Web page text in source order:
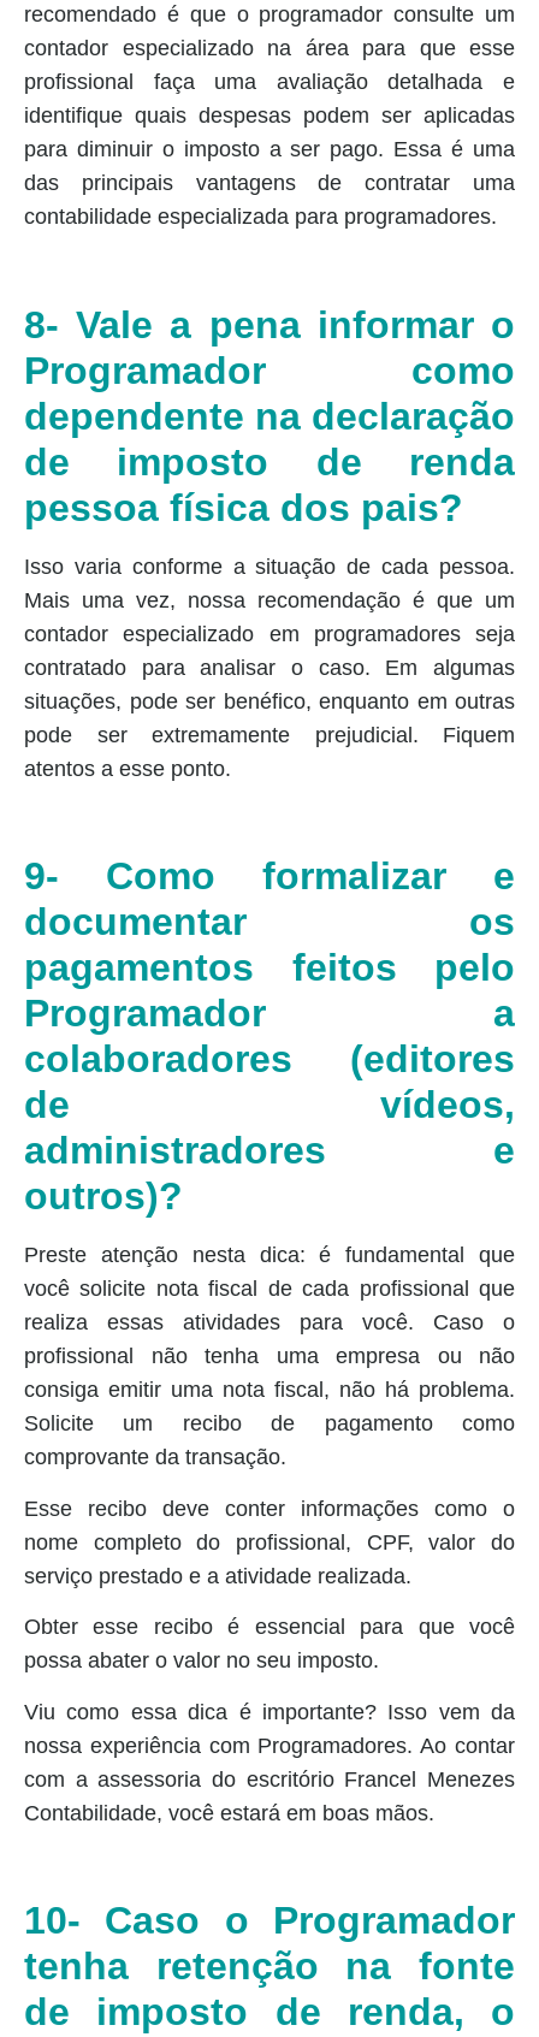
recomendado é que o programador consulte um
contador especializado na área para que esse
profissional faça uma avaliação detalhada e
identifique quais despesas podem ser aplicadas
para diminuir o imposto a ser pago. Essa é uma
das principais vantagens de contratar uma
contabilidade especializada para programadores.
8- Vale a pena informar o
Programador como
dependente na declaração
de imposto de renda
pessoa física dos pais?
Isso varia conforme a situação de cada pessoa.
Mais uma vez, nossa recomendação é que um
contador especializado em programadores seja
contratado para analisar o caso. Em algumas
situações, pode ser benéfico, enquanto em outras
pode ser extremamente prejudicial. Fiquem
atentos a esse ponto.
9- Como formalizar e
documentar os
pagamentos feitos pelo
Programador a
colaboradores (editores
de vídeos,
administradores e
outros)?
Preste atenção nesta dica: é fundamental que
você solicite nota fiscal de cada profissional que
realiza essas atividades para você. Caso o
profissional não tenha uma empresa ou não
consiga emitir uma nota fiscal, não há problema.
Solicite um recibo de pagamento como
comprovante da transação.
Esse recibo deve conter informações como o
nome completo do profissional, CPF, valor do
serviço prestado e a atividade realizada.
Obter esse recibo é essencial para que você
possa abater o valor no seu imposto.
Viu como essa dica é importante? Isso vem da
nossa experiência com Programadores. Ao contar
com a assessoria do escritório Francel Menezes
Contabilidade, você estará em boas mãos.
10- Caso o Programador
tenha retenção na fonte
de imposto de renda, o